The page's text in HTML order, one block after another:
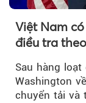
Việt Nam
điều tra
Sau hàng
Washington
chuyển tải và